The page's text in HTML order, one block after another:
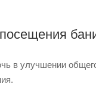
в улучшении